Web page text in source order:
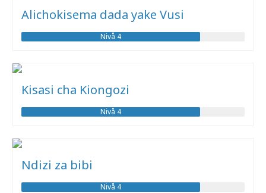
Alichokisema dada yake Vusi
Nivå 4
Kisasi cha Kiongozi
Nivå 4
Ndizi za bibi
Nivå 4